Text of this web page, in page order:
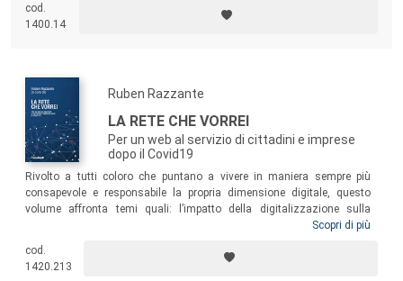
futuro... Greely fornisce una raffinata interpretazione di questioni di
ampio respiro oggi in gioco” (
cod.
1400.14
Ruben Razzante
LA RETE CHE VORREI
Per un web al servizio di cittadini e imprese
dopo il Covid19
Rivolto a tutti coloro che puntano a vivere in maniera sempre più
consapevole e responsabile la propria dimensione digitale, questo
volume affronta temi quali: l’impatto della digitalizzazione sulla
produzione e sulla distribuzione di beni e servizi; la tutela dei diritti
politiche dei colossi della Rete in difesa delle imprese e degli utenti; la
qualità dei contenuti informativi; la patologia dell’ecosistema
Scopri di più
cod.
1420.213